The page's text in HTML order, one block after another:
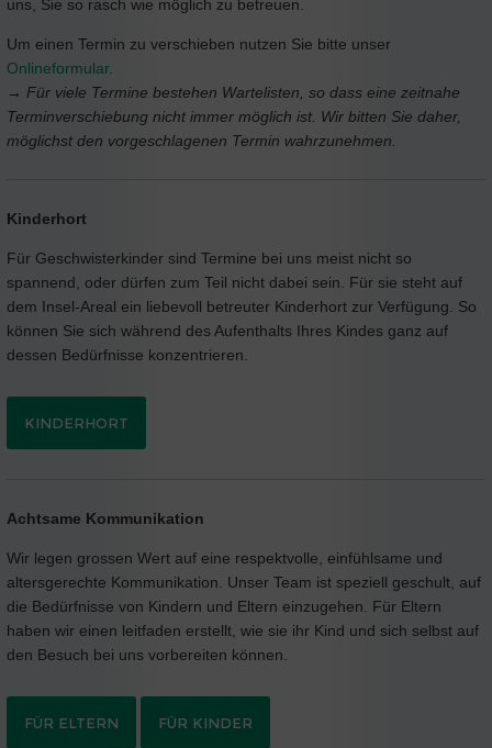
uns, Sie so rasch wie möglich zu betreuen.
Um einen Termin zu verschieben nutzen Sie bitte unser
Onlineformular.
→ Für viele Termine bestehen Wartelisten, so dass eine zeitnahe
Terminverschiebung nicht immer möglich ist. Wir bitten Sie daher,
möglichst den vorgeschlagenen Termin wahrzunehmen.
Kinderhort
Für Geschwisterkinder sind Termine bei uns meist nicht so
spannend, oder dürfen zum Teil nicht dabei sein. Für sie steht auf
dem Insel-Areal ein liebevoll betreuter Kinderhort zur Verfügung. So
können Sie sich während des Aufenthalts Ihres Kindes ganz auf
dessen Bedürfnisse konzentrieren.
KINDERHORT
Achtsame Kommunikation
Wir legen grossen Wert auf eine respektvolle, einfühlsame und
altersgerechte Kommunikation. Unser Team ist speziell geschult, auf
die Bedürfnisse von Kindern und Eltern einzugehen. Für Eltern
haben wir einen leitfaden erstellt, wie sie ihr Kind und sich selbst auf
den Besuch bei uns vorbereiten können.
FÜR ELTERN FÜR KINDER